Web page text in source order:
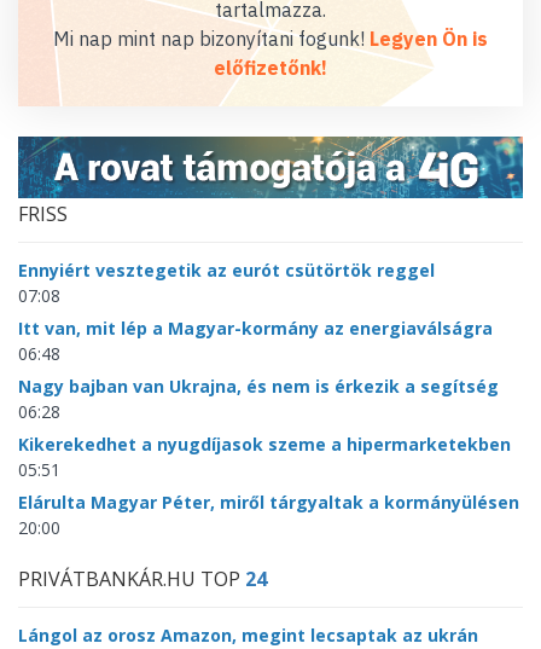
tartalmazza.
Mi nap mint nap bizonyítani fogunk! Legyen Ön is
előfizetőnk!
FRISS
Ennyiért vesztegetik az eurót csütörtök reggel
07:08
Itt van, mit lép a Magyar-kormány az energiaválságra
06:48
Nagy bajban van Ukrajna, és nem is érkezik a segítség
06:28
Kikerekedhet a nyugdíjasok szeme a hipermarketekben
05:51
Elárulta Magyar Péter, miről tárgyaltak a kormányülésen
20:00
PRIVÁTBANKÁR.HU TOP 24
Lángol az orosz Amazon, megint lecsaptak az ukrán